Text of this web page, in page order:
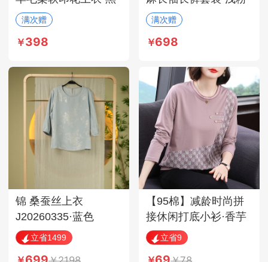
色满次赠
398
色满次赠
698
锦 桑蚕丝上衣
J20260335·蓝色
立省1499
【95棉】减龄时尚拼
接休闲打底小衫·香芋
色 立省9